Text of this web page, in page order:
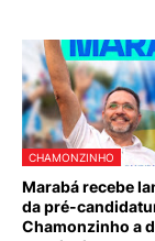
CHAMONZINHO
Marabá recebe
da pré-
Chamonzinho a